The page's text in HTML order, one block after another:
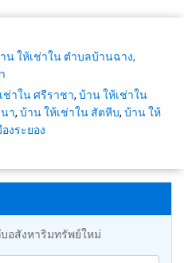
น ให้เช่าใน ตำบลบ้านฉาง,
ช่าใน ศรีราชา, บ้าน ให้เช่าใน
า, บ้าน ให้เช่าใน สัตหีบ, บ้าน ให้
งระยอง
อสังหาริมทรัพย์ใหม่